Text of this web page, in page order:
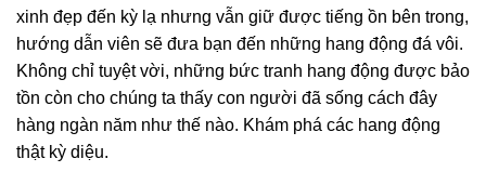
xinh đẹp đến kỳ lạ nhưng vẫn giữ được tiếng ồn bên trong,
hướng dẫn viên sẽ đưa bạn đến những hang động đá vôi.
Không chỉ tuyệt vời, những bức tranh hang động được bảo
tồn còn cho chúng ta thấy con người đã sống cách đây
hàng ngàn năm như thế nào. Khám phá các hang động
thật kỳ diệu.